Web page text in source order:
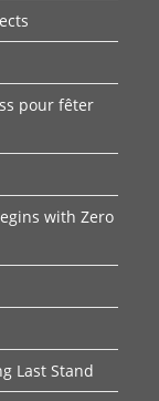
pour fêter
with Zero
Last Stand